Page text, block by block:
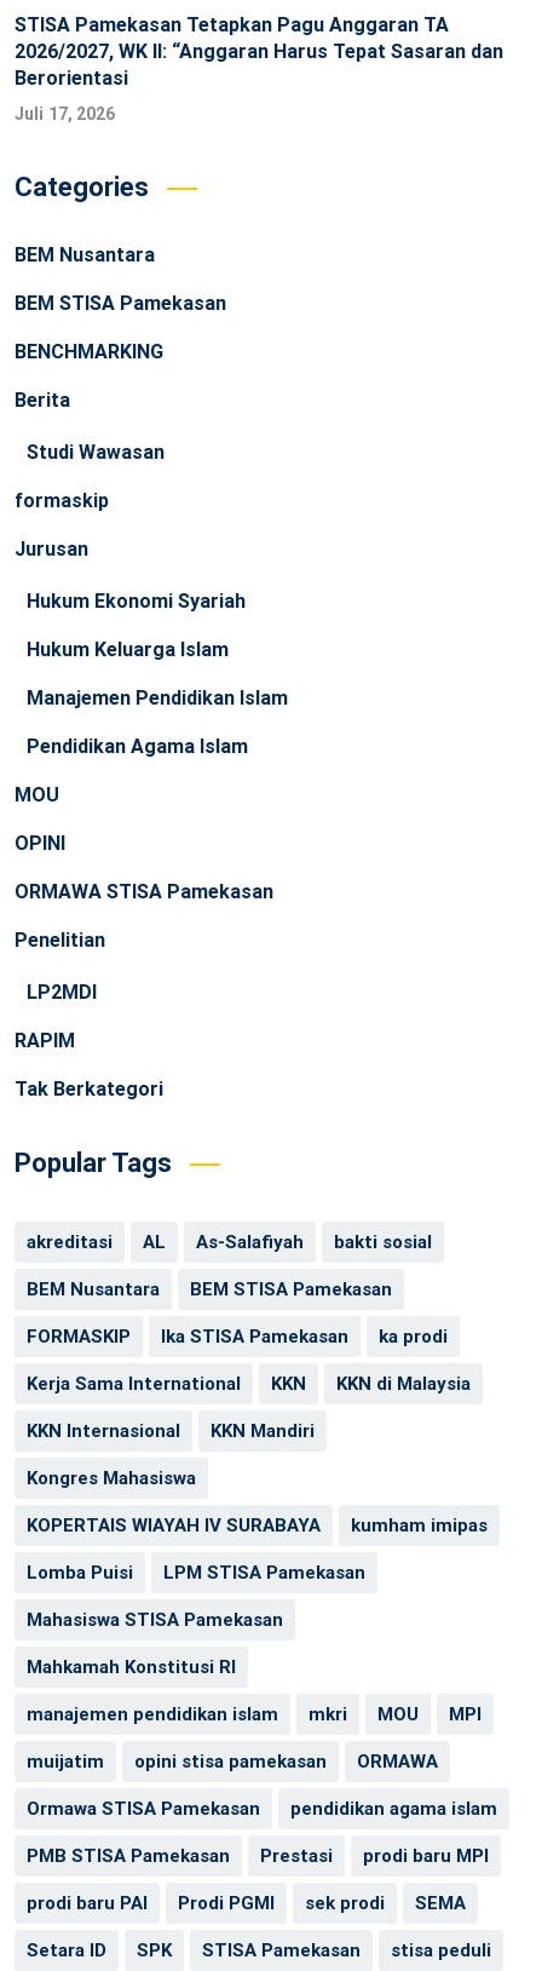
STISA Pamekasan Tetapkan Pagu Anggaran TA
2026/2027, WK II: “Anggaran Harus Tepat Sasaran dan
Berorientasi
Juli 17, 2026
Categories
BEM Nusantara
BEM STISA Pamekasan
BENCHMARKING
Berita
Studi Wawasan
formaskip
Jurusan
Hukum Ekonomi Syariah
Hukum Keluarga Islam
Manajemen Pendidikan Islam
Pendidikan Agama Islam
MOU
OPINI
ORMAWA STISA Pamekasan
Penelitian
LP2MDI
RAPIM
Tak Berkategori
Popular Tags
akreditasi AL As-Salafiyah bakti sosial
BEM Nusantara BEM STISA Pamekasan
FORMASKIP Ika STISA Pamekasan ka prodi
Kerja Sama International KKN KKN di Malaysia
KKN Internasional KKN Mandiri
Kongres Mahasiswa
KOPERTAIS WIAYAH IV SURABAYA kumham imipas
Lomba Puisi LPM STISA Pamekasan
Mahasiswa STISA Pamekasan
Mahkamah Konstitusi RI
manajemen pendidikan islam mkri MOU MPI
muijatim opini stisa pamekasan ORMAWA
Ormawa STISA Pamekasan pendidikan agama islam
PMB STISA Pamekasan Prestasi prodi baru MPI
prodi baru PAI Prodi PGMI sek prodi SEMA
Setara ID SPK STISA Pamekasan stisa peduli